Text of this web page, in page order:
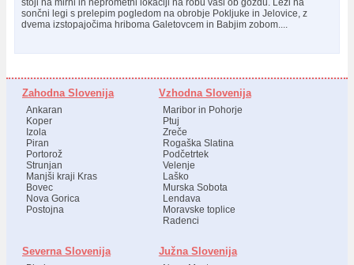
stoji na mirni in neprometni lokaciji na robu vasi ob gozdu. Leži na
sončni legi s prelepim pogledom na obrobje Pokljuke in Jelovice, z
dvema izstopajočima hriboma Galetovcem in Babjim zobom....
Zahodna Slovenija
Ankaran
Koper
Izola
Piran
Portorož
Strunjan
Manjši kraji Kras
Bovec
Nova Gorica
Postojna
Vzhodna Slovenija
Maribor in Pohorje
Ptuj
Zreče
Rogaška Slatina
Podčetrtek
Velenje
Laško
Murska Sobota
Lendava
Moravske toplice
Radenci
Severna Slovenija Južna Slovenija